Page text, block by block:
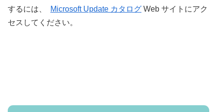
するには、
Microsoft Update カタログ Web サイトにアク
セスしてください。